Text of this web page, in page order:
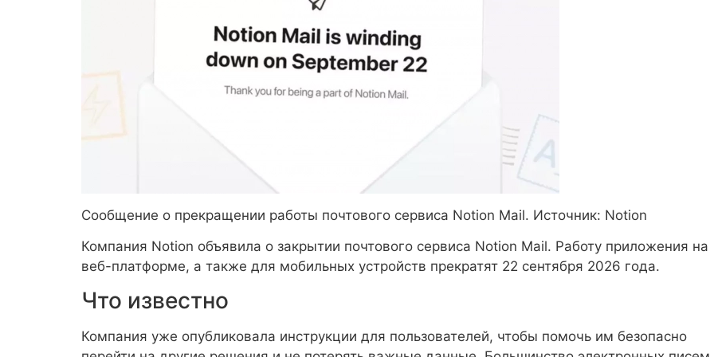
Сообщение о прекращении работы почтового сервиса Notion Mail. Источник: Notion
Компания Notion объявила о закрытии почтового сервиса Notion Mail. Работу приложения на
веб-платформе, а также для мобильных устройств прекратят 22 сентября 2026 года.
Что известно
Компания уже опубликовала инструкции для пользователей, чтобы помочь им безопасно